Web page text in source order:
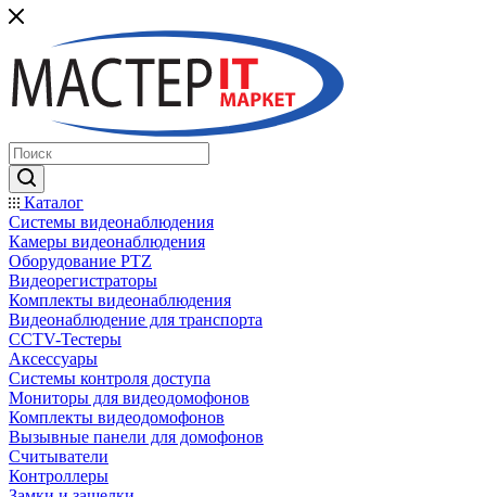
Каталог
Системы видеонаблюдения
Камеры видеонаблюдения
Оборудование PTZ
Видеорегистраторы
Комплекты видеонаблюдения
Видеонаблюдение для транспорта
CCTV-Тестеры
Аксессуары
Системы контроля доступа
Мониторы для видеодомофонов
Комплекты видеодомофонов
Вызывные панели для домофонов
Считыватели
Контроллеры